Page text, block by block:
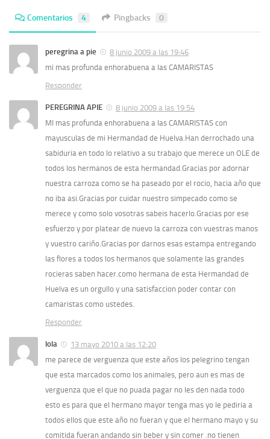
Comentarios 4 Pingbacks 0
peregrina a pie
8 junio 2009 a las 19:46
mi mas profunda enhorabuena a las CAMARISTAS
Responder
PEREGRINA APIE
8 junio 2009 a las 19:54
MI mas profunda enhorabuena a las CAMARISTAS con
mayusculas de mi Hermandad de Huelva.Han derrochado una
sabiduria en todo lo relativo a su trabajo que merece un OLE de
todos los hermanos de esta hermandad.Gracias por adornar
nuestra carroza como se ha paseado por el rocio, hacia año que
no iba asi.Gracias por cuidar nuestro simpecado como se
merece y como solo vosotras sabeis hacerlo.Gracias por ese
esfuerzo y por platear de nuevo la carroza con vuestras manos
y vuestro cariño.Gracias por darnos esas estampa entregando
las flores a todos los hermanos que solamente las grandes
rocieras saben hacer.como hermana de esta Hermandad de
Huelva es un orgullo y una satisfaccion poder contar con
camaristas como ustedes.
Responder
lola
13 mayo 2010 a las 12:20
me parece de verguenza que este años los pelegrino tengan
que esta marcados como los animales, pero aun es mas de
verguenza que el que no puada pagar no les den nada todo
esto es para que el hermano mayor tenga mas yo le pediria a
todos ellos que este año no fueran y que el hermano mayo y su
comitida fueran andando sin beber y sin comer .no tienen